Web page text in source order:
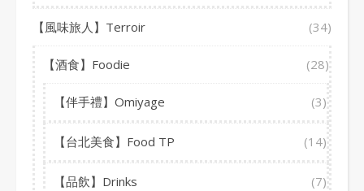
【風味旅人】Terroir (34)
【酒食】Foodie (28)
【伴手禮】Omiyage (3)
【台北美食】Food TP (14)
【品飲】Drinks (7)